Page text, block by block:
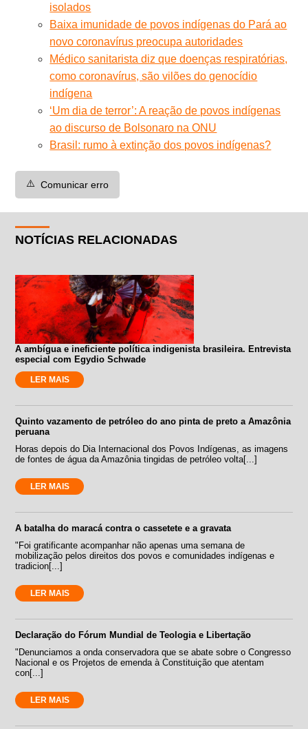
isolados
Baixa imunidade de povos indígenas do Pará ao
novo coronavírus preocupa autoridades
Médico sanitarista diz que doenças respiratórias,
como coronavírus, são vilões do genocídio
indígena
‘Um dia de terror’: A reação de povos indígenas
ao discurso de Bolsonaro na ONU
Brasil: rumo à extinção dos povos indígenas?
⚠️ Comunicar erro
NOTÍCIAS RELACIONADAS
A ambígua e ineficiente política indigenista brasileira. Entrevista
especial com Egydio Schwade
LER MAIS
Quinto vazamento de petróleo do ano pinta de preto a Amazônia
peruana
Horas depois do Dia Internacional dos Povos Indígenas, as imagens
de fontes de água da Amazônia tingidas de petróleo volta[...]
LER MAIS
A batalha do maracá contra o cassetete e a gravata
"Foi gratificante acompanhar não apenas uma semana de
mobilização pelos direitos dos povos e comunidades indígenas e
tradicion[...]
LER MAIS
Declaração do Fórum Mundial de Teologia e Libertação
"Denunciamos a onda conservadora que se abate sobre o Congresso
Nacional e os Projetos de emenda à Constituição que atentam
con[...]
LER MAIS